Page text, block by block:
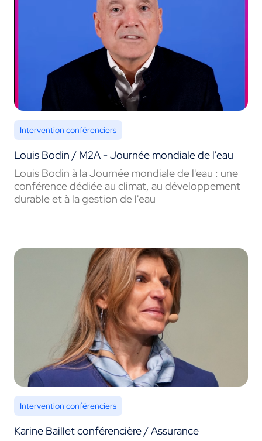
Intervention conférenciers
Louis Bodin / M2A - Journée mondiale de l'eau
Louis Bodin à la Journée mondiale de l'eau : une
conférence dédiée au climat, au développement
durable et à la gestion de l'eau
Intervention conférenciers
Karine Baillet conférencière / Assurance